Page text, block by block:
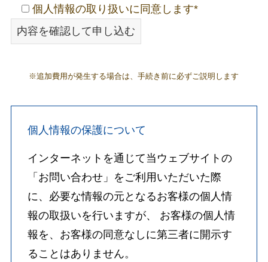
個人情報の取り扱いに同意します*
※追加費用が発生する場合は、手続き前に必ずご説明します
個人情報の保護について
インターネットを通じて当ウェブサイトの
「お問い合わせ」をご利用いただいた際
に、必要な情報の元となるお客様の個人情
報の取扱いを行いますが、 お客様の個人情
報を、お客様の同意なしに第三者に開示す
ることはありません。